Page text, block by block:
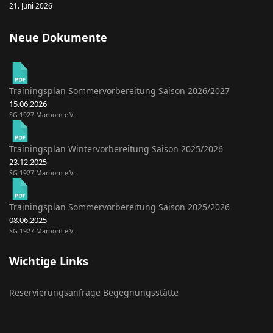
21. Juni 2026
Neue Dokumente
Trainingsplan Sommervorbereitung Saison 2026/2027
15.06.2026
SG 1927 Marborn e.V.
Trainingsplan Wintervorbereitung Saison 2025/2026
23.12.2025
SG 1927 Marborn e.V.
Trainingsplan Sommervorbereitung Saison 2025/2026
08.06.2025
SG 1927 Marborn e.V.
Wichtige Links
Reservierungsanfrage Begegnungsstätte